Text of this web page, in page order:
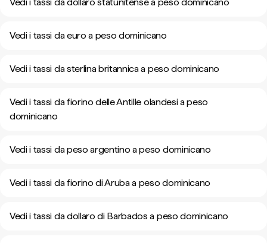
Vedi i tassi da euro a peso dominicano
Vedi i tassi da sterlina britannica a peso dominicano
Vedi i tassi da fiorino delle Antille olandesi a peso
dominicano
Vedi i tassi da peso argentino a peso dominicano
Vedi i tassi da fiorino di Aruba a peso dominicano
Vedi i tassi da dollaro di Barbados a peso dominicano